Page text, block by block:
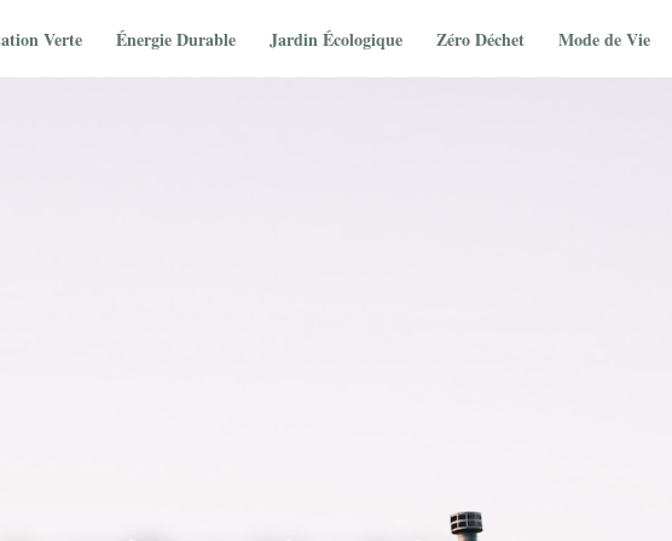
Verte Énergie Durable Jardin Écologique Zéro Déchet Mode de Vie